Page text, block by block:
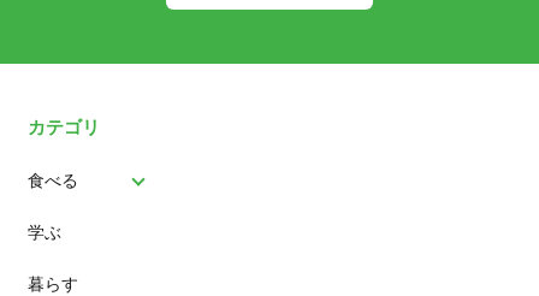
カテゴリ
食べる
パン
スイーツ
学ぶ
暮らす